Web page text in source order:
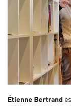
Étienne Bertrand